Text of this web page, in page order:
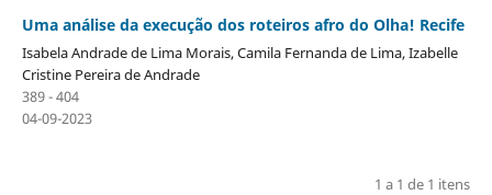
Uma análise da execução dos roteiros afro do Olha! Recife
Isabela Andrade de Lima Morais, Camila Fernanda de Lima, Izabelle
Cristine Pereira de Andrade
389 - 404
04-09-2023
1 a 1 de 1 itens